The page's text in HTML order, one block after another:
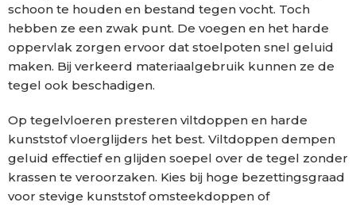
schoon te houden en bestand tegen vocht. Toch
hebben ze een zwak punt. De voegen en het harde
oppervlak zorgen ervoor dat stoelpoten snel geluid
maken. Bij verkeerd materiaalgebruik kunnen ze de
tegel ook beschadigen.
Op tegelvloeren presteren viltdoppen en harde
kunststof vloerglijders het best. Viltdoppen dempen
geluid effectief en glijden soepel over de tegel zonder
krassen te veroorzaken. Kies bij hoge bezettingsgraad
voor stevige kunststof omsteekdoppen of